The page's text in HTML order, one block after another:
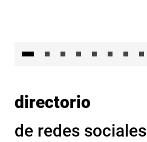
directorio
de redes sociales